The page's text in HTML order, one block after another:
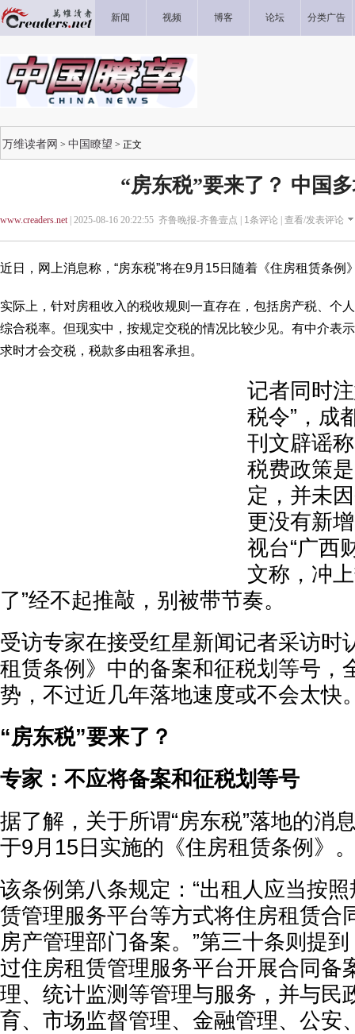
新闻 视频 博客 论坛 分类广告
万维读者网 > 中国瞭望 > 正文
“房东税”要来了？ 中国
www.creaders.net| 2025-08-16 20:22:55 齐鲁晚报-齐鲁壹点 | 1条评论 | 查看/发表评论
近日，网上消息称，“房东税”将在9月15日随着《住房租赁条例
实际上，针对房租收入的税收规则一直存在，包括房产税、个
综合税率。但现实中，按规定交税的情况比较少见。有中介表
求时才会交税，税款多由租客承担。
记者同时
税令”，成
刊文辟谣
税费政策
定，并未
更没有新
视台“广西
文称，冲
了”经不起推敲，别被带节奏。
受访专家在接受红星新闻记者采访时
租赁条例》中的备案和征税划等号，
势，不过近几年落地速度或不会太快
“房东税”要来了？
专家：不应将备案和征税划等号
据了解，关于所谓“房东税”落地的消
于9月15日实施的《住房租赁条例》
该条例第八条规定：“出租人应当按
赁管理服务平台等方式将住房租赁合
房产管理部门备案。”第三十条则提
过住房租赁管理服务平台开展合同备
理、统计监测等管理与服务，并与民
育、市场监督管理、金融管理、公安